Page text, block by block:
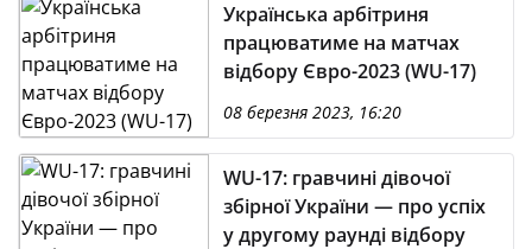
Українська арбітриня
працюватиме на матчах
відбору Євро-2023 (WU-17)
08 березня 2023, 16:20
WU-17: гравчині дівочої
збірної України — про успіх
у другому раунді відбору